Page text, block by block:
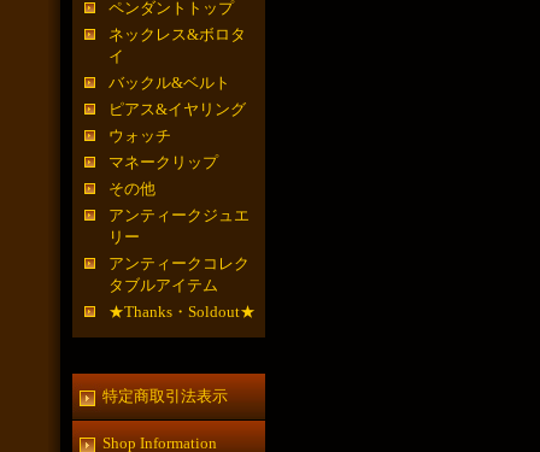
ペンダントトップ
ネックレス&ボロタ
イ
バックル&ベルト
ピアス&イヤリング
ウォッチ
マネークリップ
その他
アンティークジュエ
リー
アンティークコレク
タブルアイテム
★Thanks・Soldout★
特定商取引法表示
Shop Information